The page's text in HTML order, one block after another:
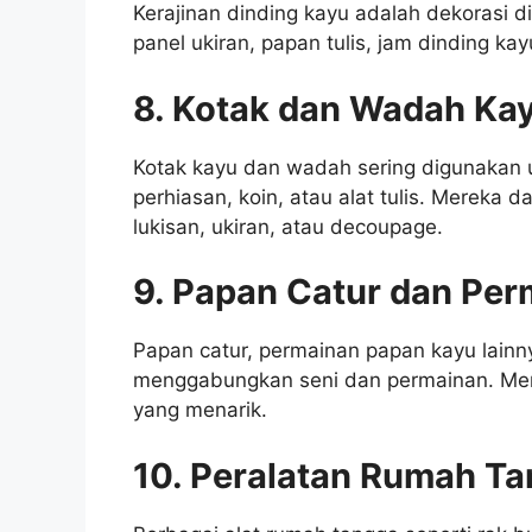
Kerajinan dinding kayu adalah dekorasi
panel ukiran, papan tulis, jam dinding
8. Kotak dan Wadah
Kotak kayu dan wadah sering
perhiasan, koin, atau alat tulis. Mereka
lukisan, ukiran, atau decoupage.
9. Papan Catur dan
Papan catur, permainan papan kayu
menggabungkan seni dan permainan.
yang menarik.
10. Peralatan Rumah